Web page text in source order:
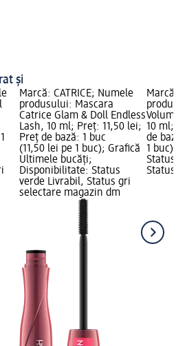
și
Marcă: CATRICE; Numele
produsului: Mascara
Catrice Glam & Doll Endless
Lash, 10 ml; Preț: 11,50 lei;
Preț de bază: 1 buc
(11,50 lei pe 1 buc); Grafică
Ultimele bucăți;
Disponibilitate: Status
verde Livrabil, Status gri
selectare magazin dm
Marcă:
Volume
10 ml;
de
1 buc);
Status
Status